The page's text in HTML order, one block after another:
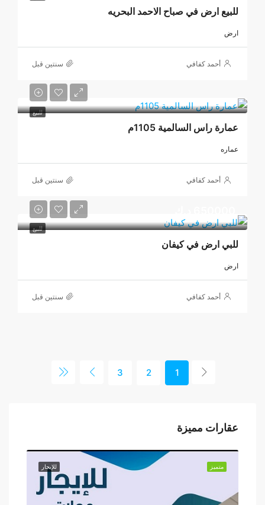
للبيع ارض في صباح الاحمد البحريه
ارض
أحمد كفافي ‏سنتين قبل
للبيع
عمارة راس السالمية 1105م
عماره
أحمد كفافي ‏سنتين قبل
للبيع
للبي ارض في كيفان
ارض
أحمد كفافي ‏سنتين قبل
1
2
3
عقارات مميزة
للإيجار متميز